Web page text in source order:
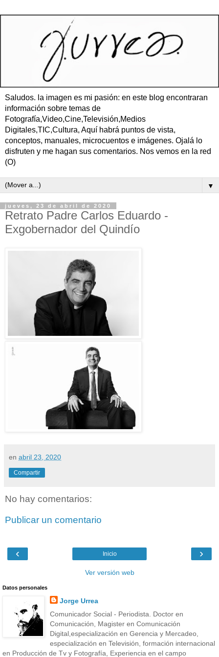
Saludos. la imagen es mi pasión: en este blog encontraran
información sobre temas de
Fotografía,Video,Cine,Televisión,Medios
Digitales,TIC,Cultura, Aquí habrá puntos de vista,
conceptos, manuales, microcuentos e imágenes. Ojalá lo
disfruten y me hagan sus comentarios. Nos vemos en la red
(O)
▼
jueves, 23 de abril de 2020
Retrato Padre Carlos Eduardo -
Exgobernador del Quindío
en abril 23, 2020
Compartir
No hay comentarios:
Publicar un comentario
‹ ›
Inicio
Ver versión web
Datos personales
Jorge Urrea
Comunicador Social - Periodista. Doctor en
Comunicación, Magister en Comunicación
Digital,especialización en Gerencia y Mercadeo,
especialización en Televisión, formación internacional
en Producción de Tv y Fotografía, Experiencia en el campo